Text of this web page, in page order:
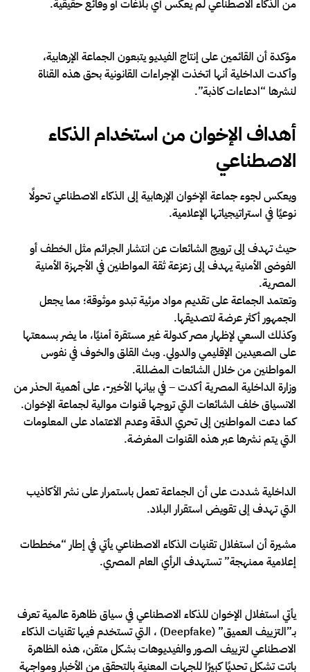
من الذكاء الاصطناعي لم يعكس أي بلاغات أو وقائع حقيقية.
مؤكدة أن القائمين على إنتاج الفيديو يتبعون الجماعة الإرهابية،
وأكدت الداخلية أنها اتخذت الإجراءات القانونية بحق هذه القناة
لنشرها “ادعاءات كاذبة”.
أهداف الإخوان من استخدام الذكاء
الاصطناعي
ويعكس لجوء جماعة الإخوان الإرهابية إلى الذكاء الاصطناعي تحولًا
نوعيًا في استراتيجياتها الإعلامية.
حيث تهدف إلى ترويج الشائعات عن انتشار الجرائم مثل الخطف أو
الفوضى الأمنية يهدف إلى زعزعة ثقة المواطنين في الأجهزة الأمنية
المصرية.
وتعتمد الجماعة على تقديم مواد مرئية تبدو موثوقة؛ مما يجعل
الجمهور أكثر عرضة لتصديقها.
وكذلك السعي لإظهار مصر كدولة غير مستقرة أمنيًا، ما يضر بسمعتها
على الصعيدين الإقليمي والدولي. وبث القلق والخوف في نفوس
المواطنين من خلال الشائعات المضللة.
وزارة الداخلية المصرية أكدت – في بيانها الأخير-، على أهمية الحذر من
الانسياق خلف الشائعات التي تروجها قنوات موالية لجماعة الإخوان.
كما دعت المواطنين إلى تحري الدقة وعدم الاعتماد على المعلومات
التي يتم نشرها عبر هذه القنوات المغرضة.
الداخلية شددت على أن الجماعة تعمل باستمرار على نشر الأكاذيب
التي تهدف إلى تقويض استقرار البلاد.
مشيرة أن استغلال تقنيات الذكاء الاصطناعي يأتي في إطار “مخططات
إعلامية ممنهجة” تستهدف الرأي العام المصري.
يأتي استغلال الإخوان للذكاء الاصطناعي في سياق ظاهرة عالمية تعرف
بـ”التزييف العميق” (Deepfake) ، التي تستخدم فيها تقنيات الذكاء
الاصطناعي لتزييف الصور والفيديوهات بشكل متقن، هذه الظاهرة
باتت تشكل تحديًا كبيرًا للجهات المعنية بالتحقق من الأخبار ومواجهة